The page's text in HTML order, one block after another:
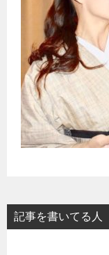
記事を書いてる人